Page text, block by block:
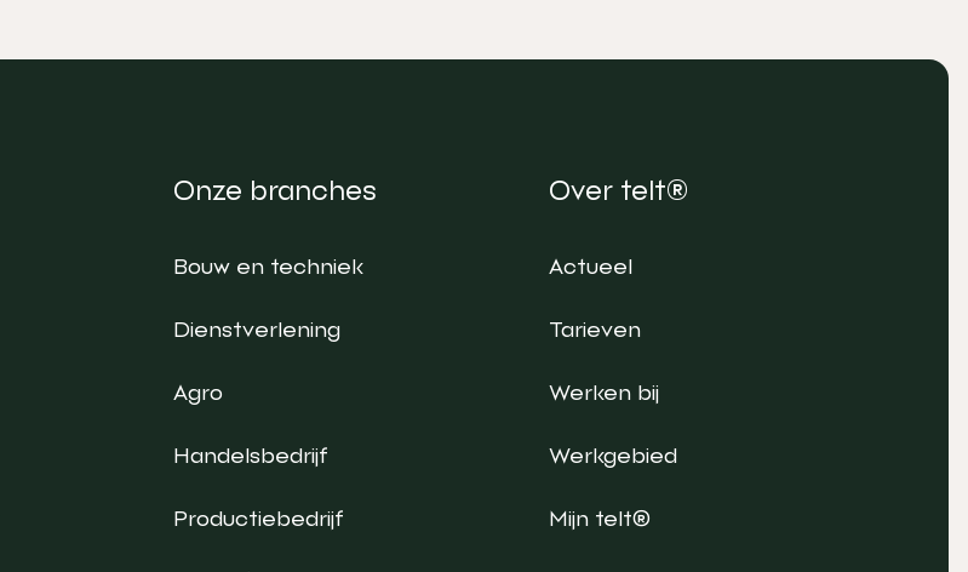
Onze branches
Bouw en techniek
Dienstverlening
Agro
Handelsbedrijf
Productiebedrijf
Over telt®
Actueel
Tarieven
Werken bij
Werkgebied
Mijn telt®